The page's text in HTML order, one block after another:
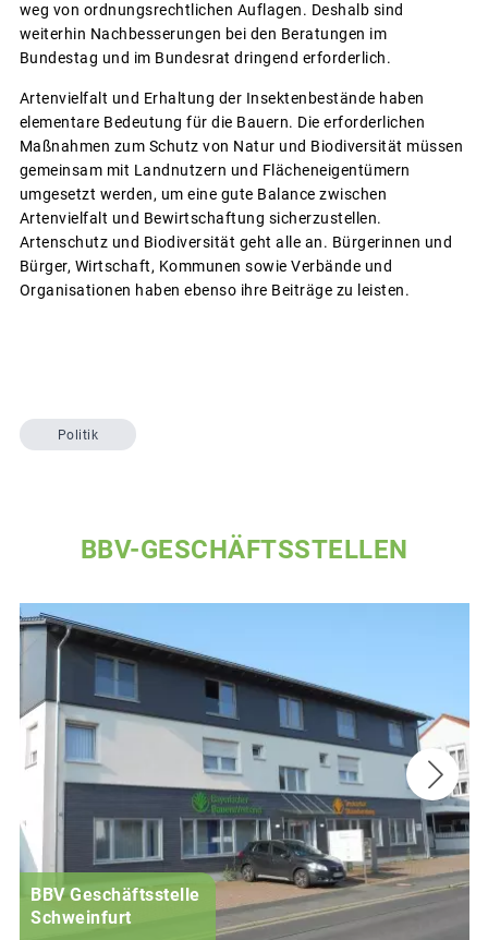
weg von ordnungsrechtlichen Auflagen. Deshalb sind
weiterhin Nachbesserungen bei den Beratungen im
Bundestag und im Bundesrat dringend erforderlich.
Artenvielfalt und Erhaltung der Insektenbestände haben
elementare Bedeutung für die Bauern. Die erforderlichen
Maßnahmen zum Schutz von Natur und Biodiversität müssen
gemeinsam mit Landnutzern und Flächeneigentümern
umgesetzt werden, um eine gute Balance zwischen
Artenvielfalt und Bewirtschaftung sicherzustellen.
Artenschutz und Biodiversität geht alle an. Bürgerinnen und
Bürger, Wirtschaft, Kommunen sowie Verbände und
Organisationen haben ebenso ihre Beiträge zu leisten.
Politik
BBV-GESCHÄFTSSTELLEN
BBV Geschäftsstelle
Schweinfurt